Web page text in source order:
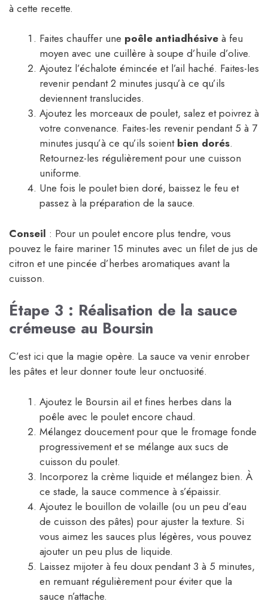
à cette recette.
Faites chauffer une poêle antiadhésive à feu
moyen avec une cuillère à soupe d’huile d’olive.
Ajoutez l’échalote émincée et l’ail haché. Faites-les
revenir pendant 2 minutes jusqu’à ce qu’ils
deviennent translucides.
Ajoutez les morceaux de poulet, salez et poivrez à
votre convenance. Faites-les revenir pendant 5 à 7
minutes jusqu’à ce qu’ils soient bien dorés.
Retournez-les régulièrement pour une cuisson
uniforme.
Une fois le poulet bien doré, baissez le feu et
passez à la préparation de la sauce.
Conseil : Pour un poulet encore plus tendre, vous
pouvez le faire mariner 15 minutes avec un filet de jus de
citron et une pincée d’herbes aromatiques avant la
cuisson.
Étape 3 : Réalisation de la sauce
crémeuse au Boursin
C’est ici que la magie opère. La sauce va venir enrober
les pâtes et leur donner toute leur onctuosité.
Ajoutez le Boursin ail et fines herbes dans la
poêle avec le poulet encore chaud.
Mélangez doucement pour que le fromage fonde
progressivement et se mélange aux sucs de
cuisson du poulet.
Incorporez la crème liquide et mélangez bien. À
ce stade, la sauce commence à s’épaissir.
Ajoutez le bouillon de volaille (ou un peu d’eau
de cuisson des pâtes) pour ajuster la texture. Si
vous aimez les sauces plus légères, vous pouvez
ajouter un peu plus de liquide.
Laissez mijoter à feu doux pendant 3 à 5 minutes,
en remuant régulièrement pour éviter que la
sauce n’attache.